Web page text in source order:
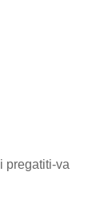
pregatiti-va